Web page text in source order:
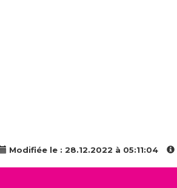
Modifiée le : 28.12.2022 à 05:11:04